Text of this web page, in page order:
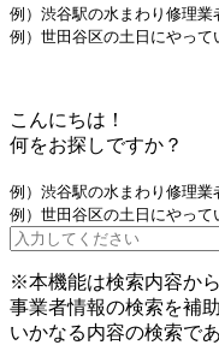
例）渋谷駅の水まわり修理業
例）世田谷区の土日にやって
こんにちは！
何をお探しですか？
例）渋谷駅の水まわり修理業
例）世田谷区の土日にやって
※本機能は検索内容か
事業者情報の検索を補
いかなる内容の検索で